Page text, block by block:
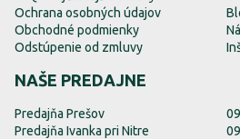
Ochrana osobných údajov
Obchodné podmienky
Odstúpenie od zmluvy
NAŠE PREDAJNE
Predajňa Prešov
Predajňa Ivanka pri Nitre